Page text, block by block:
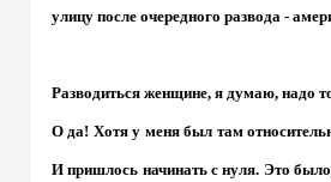
улицу после очередного развода -
Разводиться женщине, я думаю, надо
О да! Хотя у меня был там
И пришлось начинать с нуля. Это